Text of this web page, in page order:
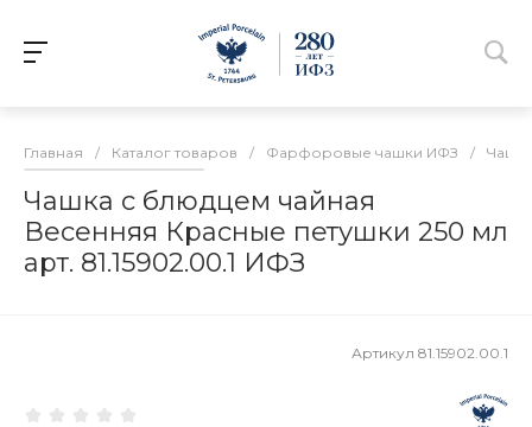
Главная / Каталог товаров / Фарфоровые чашки ИФЗ /
Чашка с блюдцем чайная
Весенняя Красные петушки 250 мл
арт. 81.15902.00.1 ИФЗ
Артикул 81.15902.00.1